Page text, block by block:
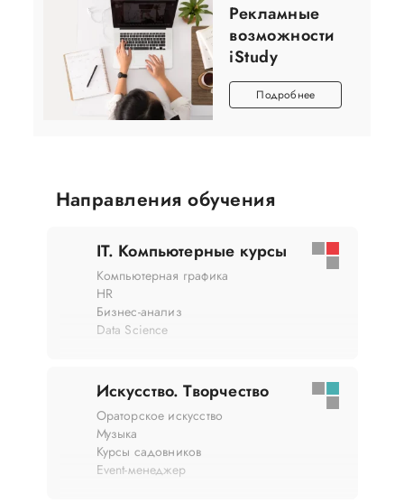
Рекламные
возможности
iStudy
Подробнее
Направления обучения
IT. Компьютерные курсы
Компьютерная графика
HR
Бизнес-анализ
Data Science
Искусство. Творчество
Ораторское искусство
Музыка
Курсы садовников
Event-менеджер